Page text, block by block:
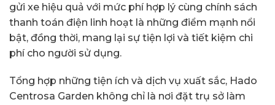
gửi xe hiệu quả với mức phí hợp lý cùng chính sách
thanh toán điện linh hoạt là những điểm mạnh nổi
bật, đồng thời, mang lại sự tiện lợi và tiết kiệm chi
phí cho người sử dụng.
Tổng hợp những tiện ích và dịch vụ xuất sắc, Hado
Centrosa Garden không chỉ là nơi đặt trụ sở làm